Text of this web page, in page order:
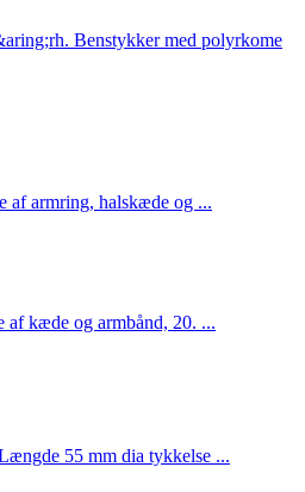
Benstykker med polyrkome
af armring, halskæde og ...
af kæde og armbånd, 20. ...
55 mm dia tykkelse ...